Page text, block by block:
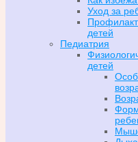
Уход за
детей
Педиатрия
детей